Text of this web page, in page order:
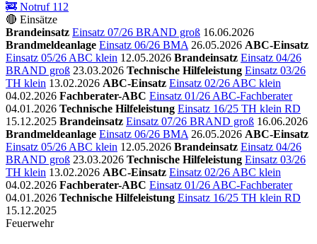
🚒 Notruf 112
🔴 Einsätze
Brandeinsatz Einsatz 07/26 BRAND groß 16.06.2026
Brandmeldeanlage Einsatz 06/26 BMA 26.05.2026 ABC-Einsatz
Einsatz 05/26 ABC klein 12.05.2026 Brandeinsatz Einsatz 04/26
BRAND groß 23.03.2026 Technische Hilfeleistung Einsatz 03/26
TH klein 13.02.2026 ABC-Einsatz Einsatz 02/26 ABC klein
04.02.2026 Fachberater-ABC Einsatz 01/26 ABC-Fachberater
04.01.2026 Technische Hilfeleistung Einsatz 16/25 TH klein RD
15.12.2025 Brandeinsatz Einsatz 07/26 BRAND groß 16.06.2026
Brandmeldeanlage Einsatz 06/26 BMA 26.05.2026 ABC-Einsatz
Einsatz 05/26 ABC klein 12.05.2026 Brandeinsatz Einsatz 04/26
BRAND groß 23.03.2026 Technische Hilfeleistung Einsatz 03/26
TH klein 13.02.2026 ABC-Einsatz Einsatz 02/26 ABC klein
04.02.2026 Fachberater-ABC Einsatz 01/26 ABC-Fachberater
04.01.2026 Technische Hilfeleistung Einsatz 16/25 TH klein RD
15.12.2025
Feuerwehr